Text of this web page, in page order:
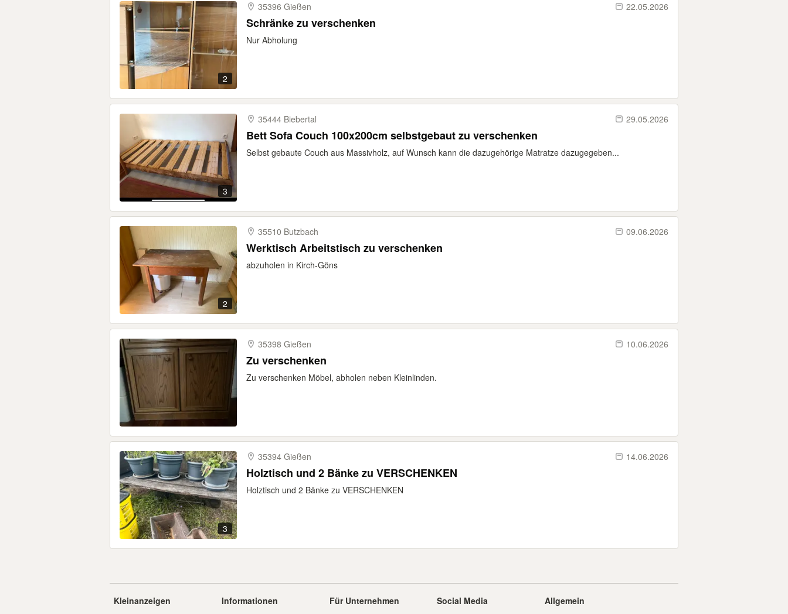
2
35396 Gießen 22.05.2026
Schränke zu verschenken
Nur Abholung
3
35444 Biebertal 29.05.2026
Bett Sofa Couch 100x200cm selbstgebaut zu verschenken
Selbst gebaute Couch aus Massivholz, auf Wunsch kann die dazugehörige Matratze dazugegeben...
2
35510 Butzbach 09.06.2026
Werktisch Arbeitstisch zu verschenken
abzuholen in Kirch-Göns
35398 Gießen 10.06.2026
Zu verschenken
Zu verschenken Möbel, abholen neben Kleinlinden.
3
35394 Gießen 14.06.2026
Holztisch und 2 Bänke zu VERSCHENKEN
Holztisch und 2 Bänke zu VERSCHENKEN
Kleinanzeigen
Informationen
Für Unternehmen
Social Media
Allgemein